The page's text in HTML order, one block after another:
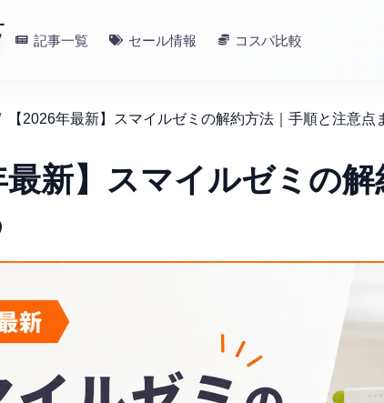
記事一覧 セール情報 コスパ比較
【2026年最新】スマイルゼミの解約方法｜手順と注意点
最新】スマイルゼミの